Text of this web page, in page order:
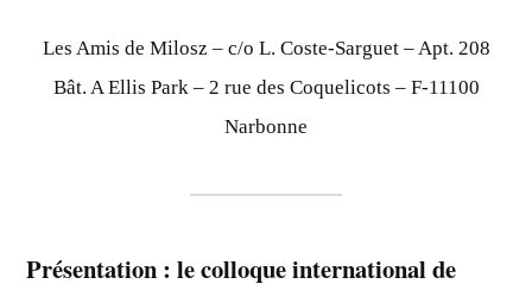
Les Amis de Milosz – c/o L. Coste-Sarguet – Apt. 208
Bât. A Ellis Park – 2 rue des Coquelicots – F-11100
Narbonne
Présentation : le colloque international de